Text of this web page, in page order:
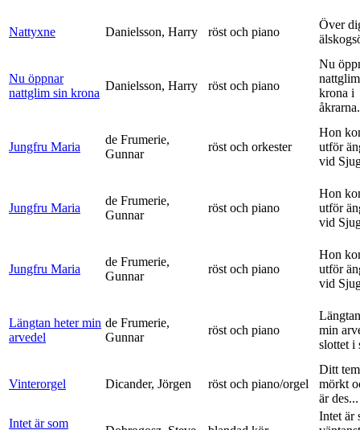
Nattyxne Danielsson, Harry röst och piano
Över
Nu öppnar
nattglim sin krona
Danielsson, Harry röst och piano
Nu
krona i
Jungfru Maria
de Frumerie,
Gunnar
röst och orkester
Hon
utför
vid
Jungfru Maria
de Frumerie,
Gunnar
röst och piano
Hon
utför
vid
Jungfru Maria
de Frumerie,
Gunnar
röst och piano
Hon
utför
vid
Längtan heter min
arvedel
de Frumerie,
Gunnar
röst och piano
min
slottet i
Vinterorgel Dicander, Jörgen röst och piano/orgel
Ditt
mörkt
är des...
Intet är som
Intet är